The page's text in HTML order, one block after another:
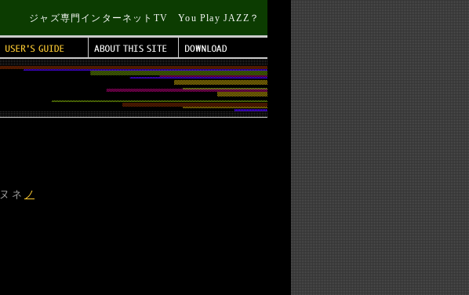
ジャズ専門インターネットTV You Play JAZZ？
ヌ ネ ノ